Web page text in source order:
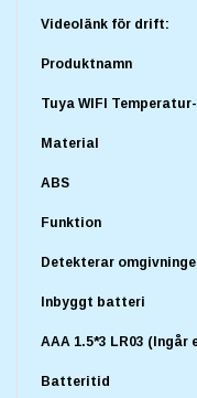
Videolänk för drift:
Produktnamn
Tuya WIFI
Material
ABS
Funktion
Detekterar
Inbyggt batteri
AAA 1.5*3 LR03 (Ingår
Batteritid